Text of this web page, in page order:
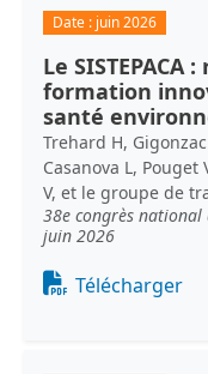
Date : juin 2026
Le SISTEPACA
formation
santé
Trehard H,
Casanova L, Pouget
V, et le groupe de
38e congrès
juin 2026
Document
Télécharger